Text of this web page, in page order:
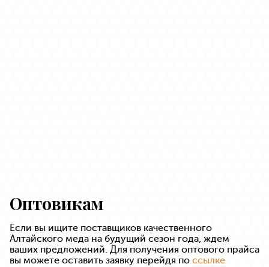
Оптовикам
Если вы ищите поставщиков качественного
Алтайского меда на будущий сезон года, ждем
ваших предложений. Для получения оптового прайса
вы можете оставить заявку перейдя по ссылке